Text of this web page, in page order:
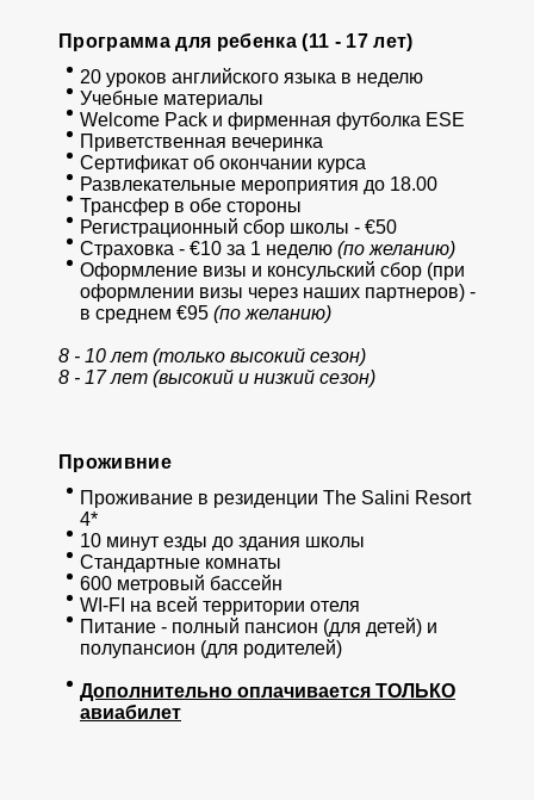
Программа для ребенка (11 - 17 лет)
20 уроков английского языка в неделю
Учебные материалы
Welcome Pack и фирменная футболка ESE
Приветственная вечеринка
Сертификат об окончании курса
Развлекательные мероприятия до 18.00
Трансфер в обе стороны
Регистрационный сбор школы - €50
Страховка - €10 за 1 неделю (по желанию)
Оформление визы и консульский сбор (при
оформлении визы через наших партнеров) -
в среднем €95 (по желанию)
8 - 10 лет (только высокий сезон)
8 - 17 лет (высокий и низкий сезон)
Проживние
Проживание в резиденции The Salini Resort
4*
10 минут езды до здания школы
Стандартные комнаты
600 метровый бассейн
WI-FI на всей территории отеля
Питание - полный пансион (для детей) и
полупансион (для родителей)
Дополнительно оплачивается ТОЛЬКО
авиабилет